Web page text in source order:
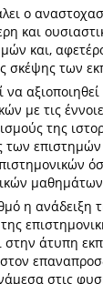
ο
και
και,
σκέψης των
με τις
της
των
η ανάδειξη
στην άτυπη
στις